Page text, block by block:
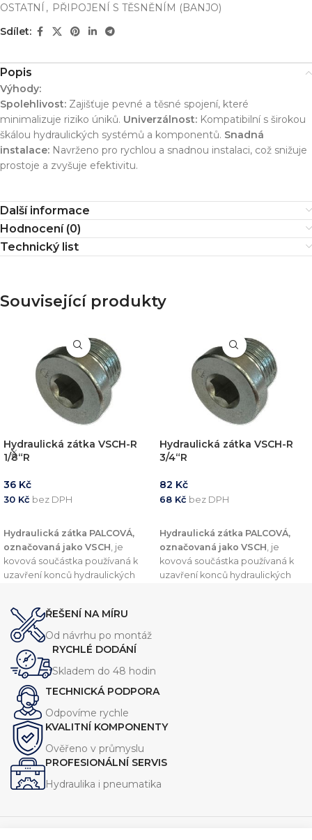
OSTATNÍ , PŘIPOJENÍ S TĚSNĚNÍM (BANJO)
Sdílet:
Popis
Výhody:
Spolehlivost: Zajišťuje pevné a těsné spojení, které
minimalizuje riziko úniků. Univerzálnost: Kompatibilní s širokou
škálou hydraulických systémů a komponentů. Snadná
instalace: Navrženo pro rychlou a snadnou instalaci, což snižuje
prostoje a zvyšuje efektivitu.
Další informace
Hodnocení (0)
Technický list
Související produkty
Hydraulická zátka VSCH-R
1/8“R
36 Kč
30 Kč bez DPH
Hydraulická zátka PALCOVÁ,
označovaná jako VSCH , je
kovová součástka používaná k
uzavření konců hydraulických
s normouDIN 2353, což zajišťuje
vysokou kvalitu a kompatibilitu s
dalšími komponenty v
hydraulických systémech.
Hydraulická zátka VSCH-R
3/4“R
82 Kč
68 Kč bez DPH
Hydraulická zátka PALCOVÁ,
označovaná jako VSCH , je
kovová součástka používaná k
uzavření konců hydraulických
ŘEŠENÍ NA MÍRU
Od návrhu po montáž
RYCHLÉ DODÁNÍ
Skladem do 48 hodin
TECHNICKÁ PODPORA
Odpovíme rychle
KVALITNÍ KOMPONENTY
Ověřeno v průmyslu
PROFESIONÁLNÍ SERVIS
Hydraulika i pneumatika